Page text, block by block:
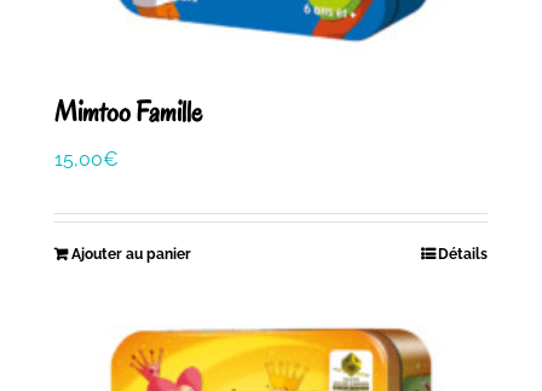
Mimtoo Famille
15,00€
Ajouter au panier Détails